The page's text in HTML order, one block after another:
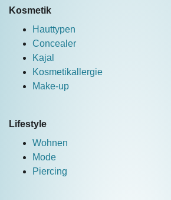
Kosmetik
Hauttypen
Concealer
Kajal
Kosmetikallergie
Make-up
Lifestyle
Wohnen
Mode
Piercing